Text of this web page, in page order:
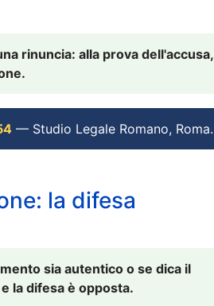
rinuncia: alla prova dell'accusa,
— Studio Legale Romano, Roma.
la difesa
sia autentico o se dica il
la difesa è opposta.